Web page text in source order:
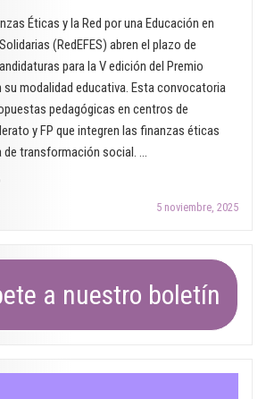
el
aula"
¿Dónde
estamos
una
década
después?"
Éticas y la Red por una Educación en
(RedEFES) abren el plazo de
para la V edición del Premio
su modalidad educativa. Esta convocatoria
pedagógicas en centros de
y FP que integren las finanzas éticas
de transformación social. …
Arcadi
Oliveres
2026
centros
5 noviembre, 2025
a nuestro boletín